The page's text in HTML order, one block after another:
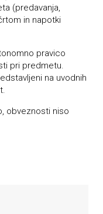
(predavanja,
in napotki
pravico
pri predmetu.
na uvodnih
obveznosti niso